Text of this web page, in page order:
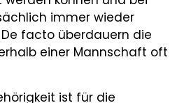
immer wieder
facto überdauern die
einer Mannschaft oft
ist für die